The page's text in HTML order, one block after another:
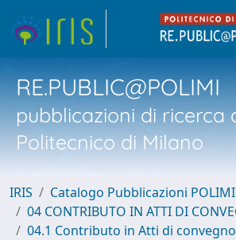
RE.PUBLIC@POLIMI
pubblicazioni di ricerca
Politecnico di Milano
IRIS
Catalogo Pubblicazioni POLIMI
04 CONTRIBUTO IN ATTI DI
04.1 Contributo in Atti di convegno